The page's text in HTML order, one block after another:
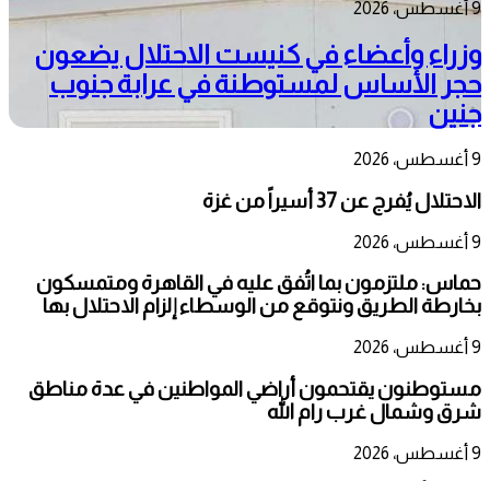
9 أغسطس، 2026
وزراء وأعضاء في كنيست الاحتلال يضعون
حجر الأساس لمستوطنة في عرابة جنوب
جنين
9 أغسطس، 2026
الاحتلال يُفرج عن 37 أسيراً من غزة
9 أغسطس، 2026
حماس: ملتزمون بما اتُفق عليه في القاهرة ومتمسكون
بخارطة الطريق ونتوقع من الوسطاء إلزام الاحتلال بها
9 أغسطس، 2026
مستوطنون يقتحمون أراضي المواطنين في عدة مناطق
شرق وشمال غرب رام الله
9 أغسطس، 2026